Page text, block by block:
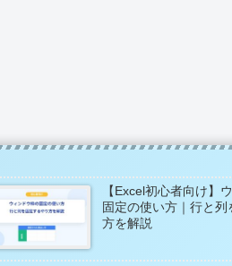
【Excel初心者向け】
固定の使い方｜行と列
方を解説